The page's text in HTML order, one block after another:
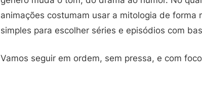
animações costumam usar a mitologia de
simples para escolher séries e episódios com
Vamos seguir em ordem, sem pressa, e com